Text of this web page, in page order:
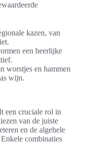
kazen, van
een heerlijke
worstjes en hammen
wijn.
een cruciale rol in
van de juiste
en de algehele
combinaties